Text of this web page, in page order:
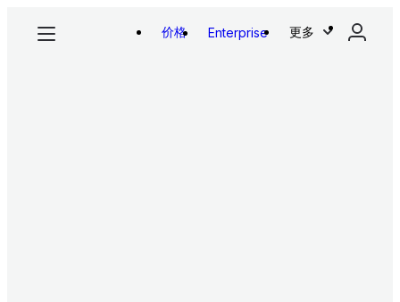
价格 Enterprise 更多